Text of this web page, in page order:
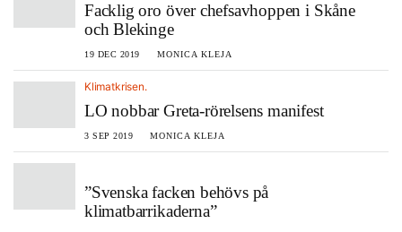
Facklig oro över chefsavhoppen i Skåne
och Blekinge
19 DEC 2019 MONICA KLEJA
Klimatkrisen.
LO nobbar Greta-rörelsens manifest
3 SEP 2019 MONICA KLEJA
”Svenska facken behövs på
klimatbarrikaderna”